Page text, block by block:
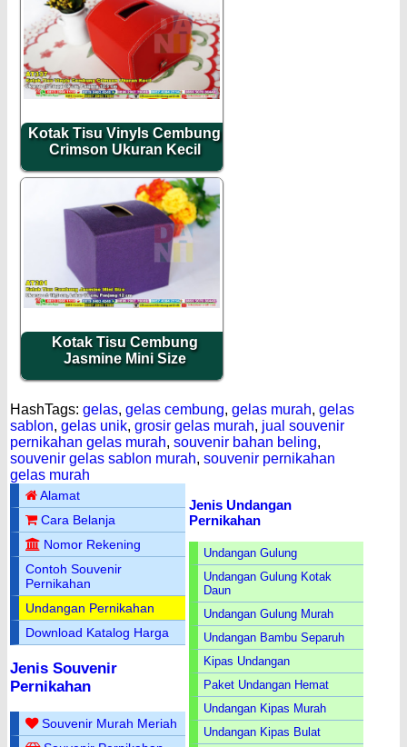
Kotak Tisu Vinyls Cembung
Crimson Ukuran Kecil
Kotak Tisu Cembung
Jasmine Mini Size
HashTags: gelas, gelas cembung, gelas murah, gelas
sablon, gelas unik, grosir gelas murah, jual souvenir
pernikahan gelas murah, souvenir bahan beling,
souvenir gelas sablon murah, souvenir pernikahan
gelas murah
Alamat
Cara Belanja
Nomor Rekening
Contoh Souvenir
Pernikahan
Undangan Pernikahan
Download Katalog Harga
Jenis Souvenir
Pernikahan
Souvenir Murah Meriah
Jenis Undangan
Pernikahan
Undangan Gulung
Undangan Gulung Kotak
Daun
Undangan Gulung Murah
Undangan Bambu Separuh
Kipas Undangan
Paket Undangan Hemat
Undangan Kipas Murah
Undangan Kipas Bulat